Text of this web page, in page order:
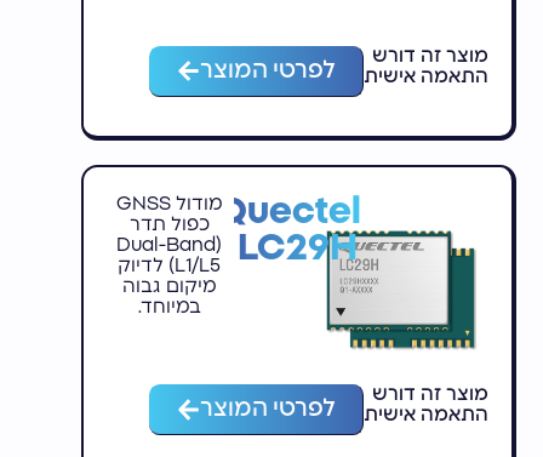
מוצר זה דורש
התאמה אישית
לפרטי המוצר
Quectel
LC29H
מודול GNSS
כפול תדר
(Dual-Band
L1/L5) לדיוק
מיקום גבוה
במיוחד.
מוצר זה דורש
התאמה אישית
לפרטי המוצר